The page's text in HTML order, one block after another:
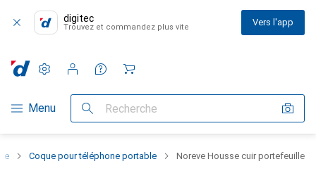
digitec
Trouvez et commandez plus vite Vers l'app
Navigation par catégorie
Menu Recherche
Paramètres
Compte client
Listes de comparaison
Listes d'envies
Panier
Coque pour téléphone portable Noreve Housse cuir portefeuille